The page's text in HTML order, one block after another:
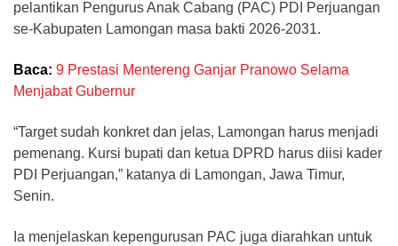
pelantikan Pengurus Anak Cabang (PAC) PDI Perjuangan
se-Kabupaten Lamongan masa bakti 2026-2031.
Baca: 9 Prestasi Mentereng Ganjar Pranowo Selama
Menjabat Gubernur
“Target sudah konkret dan jelas, Lamongan harus menjadi
pemenang. Kursi bupati dan ketua DPRD harus diisi kader
PDI Perjuangan,” katanya di Lamongan, Jawa Timur,
Senin.
Ia menjelaskan kepengurusan PAC juga diarahkan untuk